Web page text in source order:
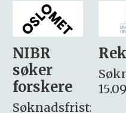
Rektor
Søknadsfrist:
15.09.2026